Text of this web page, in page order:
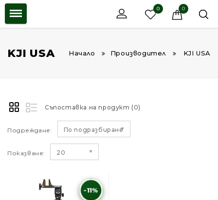
0 0
KJI USA Начало Производител KJI USA
Съпоставка на продукт (0)
Подреждане: По подразбиране
Показване: 20
-11%